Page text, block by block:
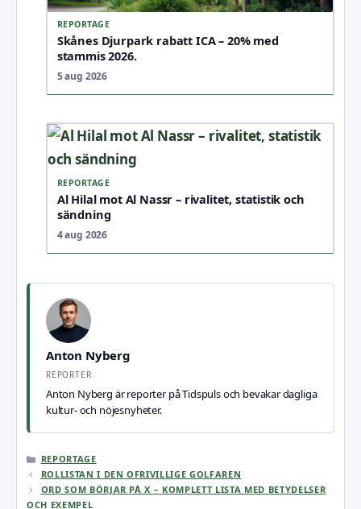
REPORTAGE
Skånes Djurpark rabatt ICA – 20% med
stammis 2026.
5 aug 2026
REPORTAGE
Al Hilal mot Al Nassr – rivalitet, statistik och
sändning
4 aug 2026
Anton Nyberg
REPORTER
Anton Nyberg är reporter på Tidspuls och bevakar dagliga
kultur- och nöjesnyheter.
KATEGORIER
REPORTAGE
ROLLISTAN I DEN OFRIVILLIGE GOLFAREN
ORD SOM BÖRJAR PÅ X – KOMPLETT LISTA MED BETYDELSER
OCH EXEMPEL